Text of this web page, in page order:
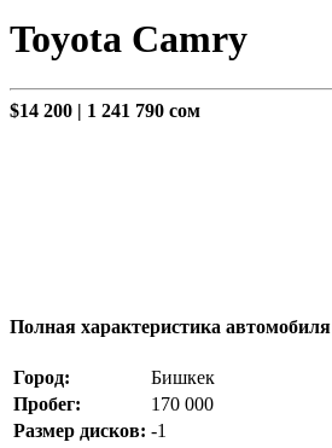
Toyota Camry
$14 200 | 1 241 790 сом
Полная характеристика автомобиля
Город:
Бишкек
Пробег:
170 000
Размер дисков: -1